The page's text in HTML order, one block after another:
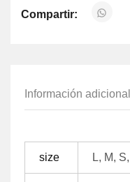
Compartir:
Información adicional
size L, M,